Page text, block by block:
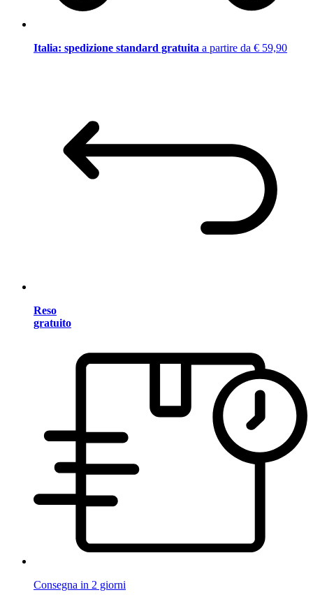
Italia: spedizione standard gratuita a partire da € 59,90
Reso
gratuito
Consegna in 2 giorni